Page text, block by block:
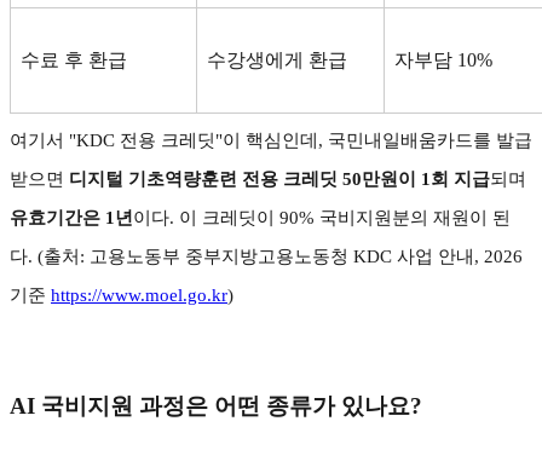
수료 후 환급 수강생에게 환급 자부담 10%
여기서 "KDC 전용 크레딧"이 핵심인데 , 국민내일배움카드를 발급
받으면 디지털 기초역량훈련 전용 크레딧 50만원이 1 회 지급되며
유효기간은 1 년 이다. 이 크레딧이 90% 국비지원분의 재원이 된
다. (출처 : 고용노동부 중부지방고용노동청 KDC 사업 안내 , 2026
기준 https://www.moel.go.kr)
AI 국비지원 과정은 어떤 종류가 있나요?